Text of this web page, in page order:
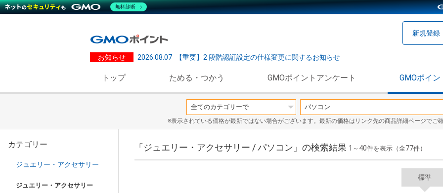
新規登録
お知らせ 2026.08.07 【重要】2 段階認証設定の仕様変更に関するお知らせ
トップ ためる・つかう GMOポイントアンケート GMOポイ
※表示されている価格が最新ではない場合がございます。最新の価格はリンク先の商品詳細ページでご
カテゴリー
ジュエリー・アクセサリー
ジュエリー・アクセサリー
「ジュエリー・アクセサリー / パソコン」の検索結果 1 ～ 40件を表示（全77件）
標準
無料診断